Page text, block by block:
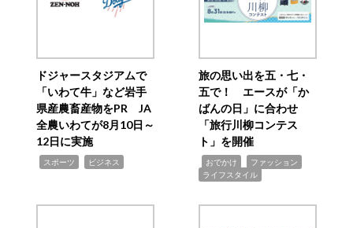
ドジャースタジアムで
「いわて牛」など岩手
県産農畜産物をPR JA
全農いわてが8月10日～
12日に実施
スポーツ ビジネス
旅の思い出を五・七・
五で！ エースが「か
ばんの日」に合わせ
「旅行川柳コンテス
ト」を開催
おでかけ ファッション
ライフスタイル